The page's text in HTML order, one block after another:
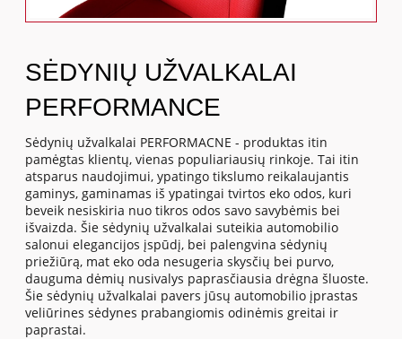
SĖDYNIŲ UŽVALKALAI
PERFORMANCE
Sėdynių užvalkalai PERFORMACNE - produktas itin
pamėgtas klientų, vienas populiariausių rinkoje. Tai itin
atsparus naudojimui, ypatingo tikslumo reikalaujantis
gaminys, gaminamas iš ypatingai tvirtos eko odos, kuri
beveik nesiskiria nuo tikros odos savo savybėmis bei
išvaizda. Šie sėdynių užvalkalai suteikia automobilio
salonui elegancijos įspūdį, bei palengvina sėdynių
priežiūrą, mat eko oda nesugeria skysčių bei purvo,
dauguma dėmių nusivalys paprasčiausia drėgna šluoste.
Šie sėdynių užvalkalai pavers jūsų automobilio įprastas
veliūrines sėdynes prabangiomis odinėmis greitai ir
paprastai.